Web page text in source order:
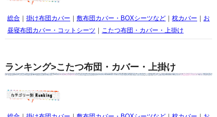
総合 ｜ 掛け布団カバー ｜ 敷布団カバー・BOXシーツなど ｜ 枕カバー ｜ お
昼寝布団カバー・コットシーツ ｜ こたつ布団・カバー・上掛け
ランキング>こたつ布団・カバー・上掛け